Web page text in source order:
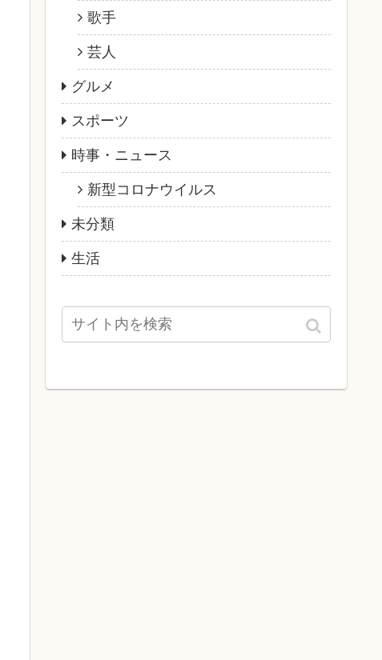
歌手
芸人
グルメ
スポーツ
時事・ニュース
新型コロナウイルス
未分類
生活